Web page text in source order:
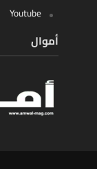
Youtube
أموال